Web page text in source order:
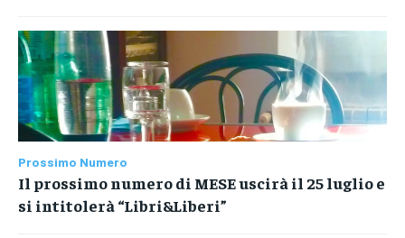
Prossimo Numero
Il prossimo numero di MESE uscirà il 25 luglio e
si intitolerà “Libri&Liberi”